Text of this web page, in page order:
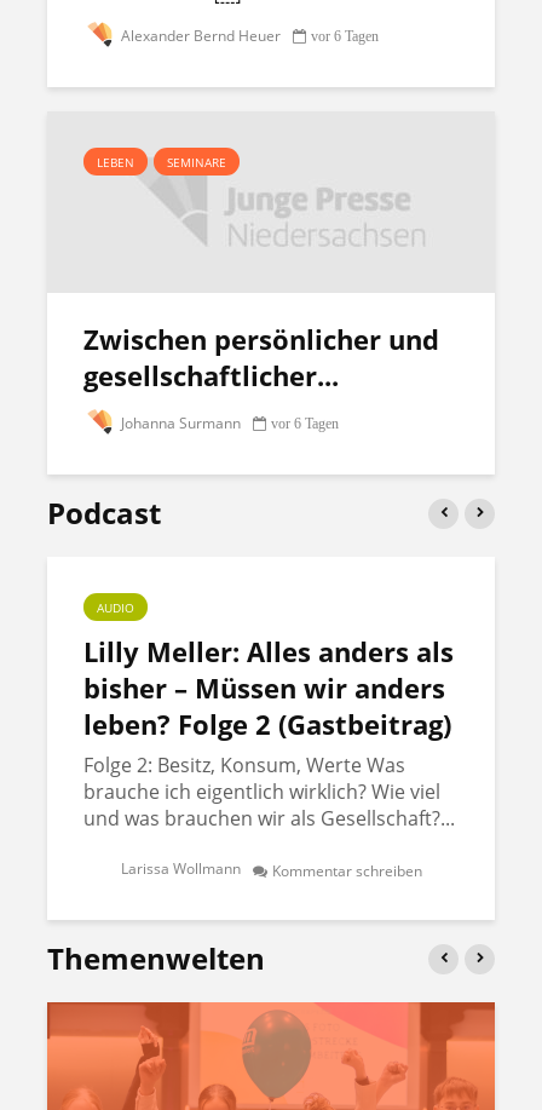
Alexander Bernd Heuer vor 6 Tagen
LEBEN SEMINARE
Zwischen persönlicher und
gesellschaftlicher...
Johanna Surmann vor 6 Tagen
Podcast
AUDIO
Lilly Meller: Alles anders als
bisher – Müssen wir anders
leben? Folge 2 (Gastbeitrag)
Folge 2: Besitz, Konsum, Werte Was
brauche ich eigentlich wirklich? Wie viel
und was brauchen wir als Gesellschaft?...
Larissa Wollmann Kommentar schreiben
Themenwelten